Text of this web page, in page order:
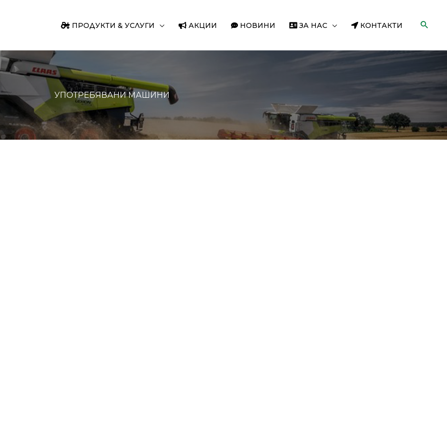
ПРОДУКТИ & УСЛУГИ АКЦИИ НОВИНИ ЗА НАС КОНТАКТИ
УПОТРЕБЯВАНИ МАШИНИ